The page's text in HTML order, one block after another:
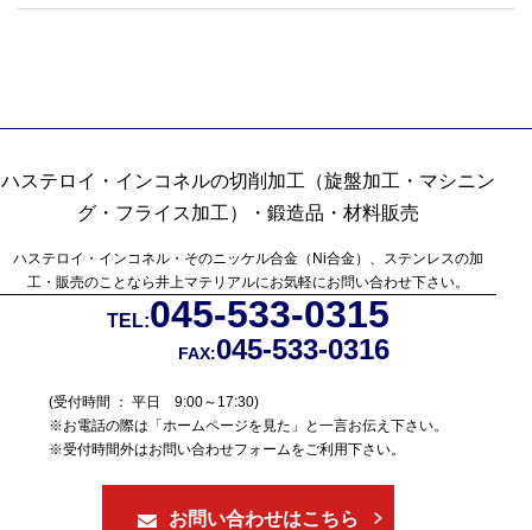
ハステロイ・インコネルの切削加工（旋盤加工・マシニン
グ・フライス加工）・鍛造品・材料販売
ハステロイ・インコネル・そのニッケル合金（Ni合金）、ステンレスの加
工・販売のことなら井上マテリアルにお気軽にお問い合わせ下さい。
TEL:045-533-0315
FAX:045-533-0316
(受付時間 ： 平日 9:00～17:30)
※お電話の際は「ホームページを見た」と一言お伝え下さい。
※受付時間外はお問い合わせフォームをご利用下さい。
お問い合わせはこちら